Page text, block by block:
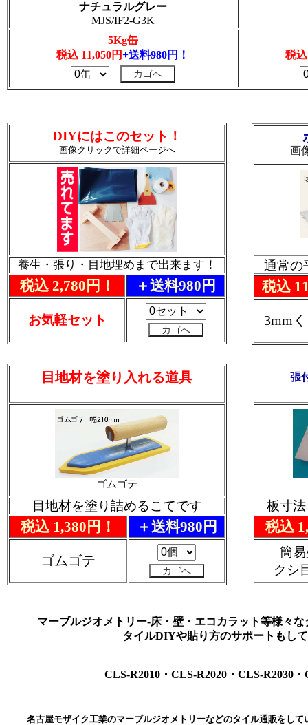
名古屋モザイク工業のマーブルジオメトリーなどのタイル通販をし
マーブルジオメトリー-床・壁・エコカラット等様々
タイルDIYや貼り方のサポートもし
CLS-R2010・CLS-R2020・CLS-R2030・
ナチュラルグレー
MJS/IF2-G3K
5Kg缶
税込 11,050円+送料980円！ 税
目地材を塗り入れる道具
ゴムゴテ
目地材を塗り詰めるこてです
税込 1,380円！ ＋送料980円
ゴムゴテ
張
板寸
税込
簡
クシ
画
通常の
税込
3mm
DIYにはこのセット！
画像クリックで詳細ページへ
養生・張り・目地埋めまで出来ます！
税込 2,780円！ ＋送料980円
お気軽セット